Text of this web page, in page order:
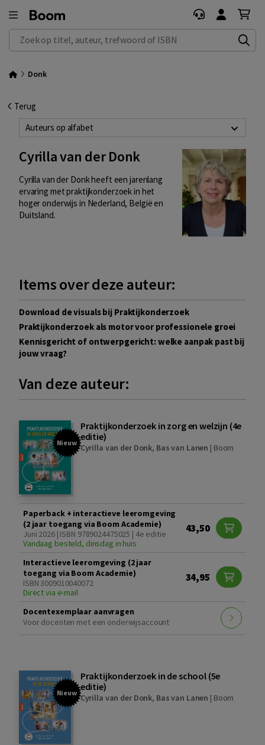
Zoek op titel, auteur, trefwoord of ISBN
Donk
Terug
Auteurs op alfabet
Cyrilla van der Donk
Cyrilla van der Donk heeft een jarenlang
ervaring met praktijkonderzoek in het
hoger onderwijs in Nederland, België en
Duitsland.
Items over deze auteur:
Download de visuals bij Praktijkonderzoek
Praktijkonderzoek als motor voor professionele groei
Kennisgericht of ontwerpgericht: welke aanpak past bij
jouw vraag?
Van deze auteur:
Nieuw
Praktijkonderzoek in zorg en welzijn (4e
editie)
Cyrilla van der Donk, Bas van Lanen | Boom
Paperback + interactieve leeromgeving
(2 jaar toegang via Boom Academie)
Juni 2026 | ISBN 9789024475025 | 4e editie
Vandaag besteld, dinsdag in huis
43,50
Interactieve leeromgeving (2 jaar
toegang via Boom Academie)
ISBN 3009010040072
Direct via e-mail
34,95
Docentexemplaar aanvragen
Voor docenten met een onderwijsaccount
Nieuw
Praktijkonderzoek in de school (5e
editie)
Cyrilla van der Donk, Bas van Lanen | Boom